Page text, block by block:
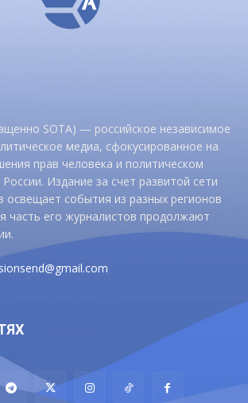
SOTA) — российское независимое
медиа, сфокусированное на
прав человека и политическом
Издание за счет развитой сети
освещает события из разных регионов
часть его журналистов продолжают